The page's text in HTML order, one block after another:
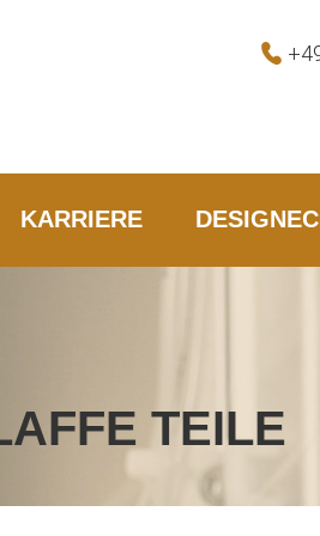
KARRIERE
TEILE